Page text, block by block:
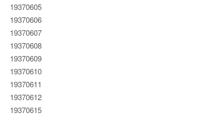
19370605
19370606
19370607
19370608
19370609
19370610
19370611
19370612
19370615